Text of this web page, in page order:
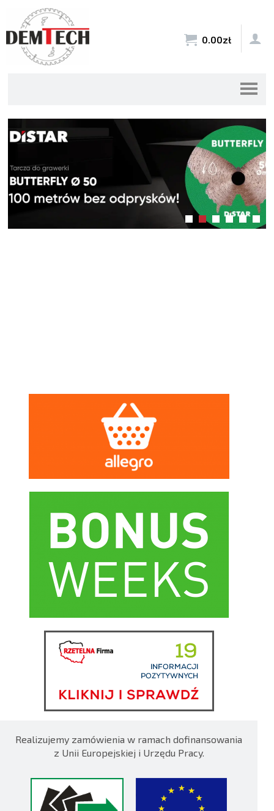
 0.00zł 
Realizujemy zamówienia w ramach dofinansowania
z Unii Europejskiej i Urzędu Pracy.